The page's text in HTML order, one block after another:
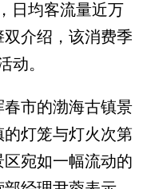
日均客流量近万
介绍，该消费季
动。
市的渤海古镇景
灯笼与灯火次第
宛如一幅流动的